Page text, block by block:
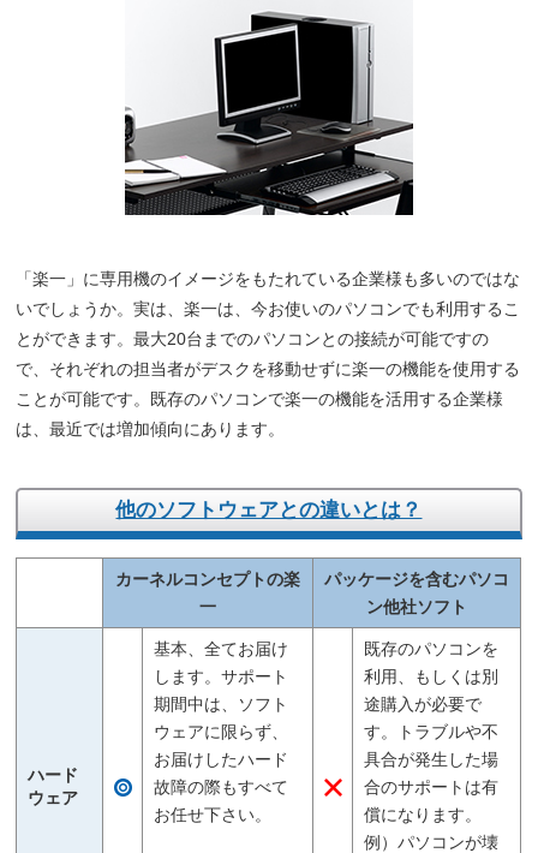
「楽一」に専用機のイメージをもたれている企業様も多いのではな
いでしょうか。実は、楽一は、今お使いのパソコンでも利用するこ
とができます。最大20台までのパソコンとの接続が可能ですの
で、それぞれの担当者がデスクを移動せずに楽一の機能を使用する
ことが可能です。既存のパソコンで楽一の機能を活用する企業様
は、最近では増加傾向にあります。
他のソフトウェアとの違いとは？
カーネルコンセプトの楽
一
パッケージを含むパソコ
ン他社ソフト
ハード
ウェア
基本、全てお届け
します。サポート
期間中は、ソフト
ウェアに限らず、
お届けしたハード
故障の際もすべて
お任せ下さい。
既存のパソコンを
利用、もしくは別
途購入が必要で
す。トラブルや不
具合が発生した場
合のサポートは有
償になります。
例）パソコンが壊